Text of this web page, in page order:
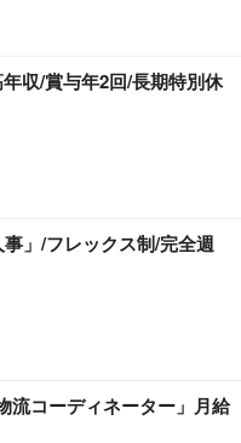
収/賞与年2回/長期特別休
」/フレックス制/完全週
流コーディネーター」月給